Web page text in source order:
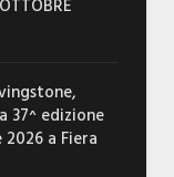
37^ edizione
a Fiera